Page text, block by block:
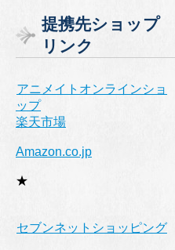
リ
ー
提携先ショップ
リンク
アニメイトオンラインショ
ップ
楽天市場
Amazon.co.jp
★
セブンネットショッピング